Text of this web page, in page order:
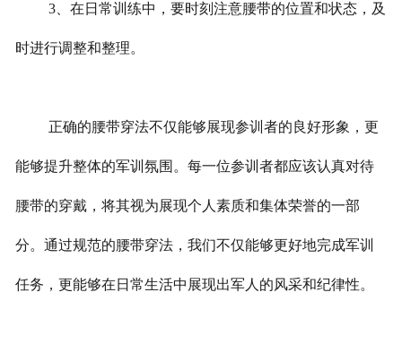
3、在日常训练中，要时刻注意腰带的位置和状态，及
时进行调整和整理。
正确的腰带穿法不仅能够展现参训者的良好形象，更
能够提升整体的军训氛围。每一位参训者都应该认真对待
腰带的穿戴，将其视为展现个人素质和集体荣誉的一部
分。通过规范的腰带穿法，我们不仅能够更好地完成军训
任务，更能够在日常生活中展现出军人的风采和纪律性。